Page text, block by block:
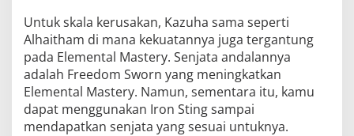
Untuk skala kerusakan, Kazuha sama seperti
Alhaitham di mana kekuatannya juga tergantung
pada Elemental Mastery. Senjata andalannya
adalah Freedom Sworn yang meningkatkan
Elemental Mastery. Namun, sementara itu, kamu
dapat menggunakan Iron Sting sampai
mendapatkan senjata yang sesuai untuknya.